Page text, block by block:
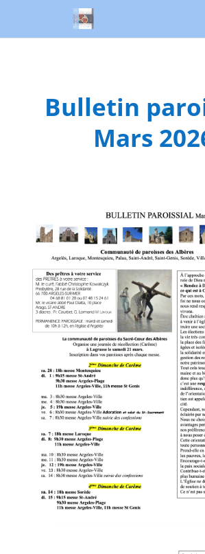
Bulletin
Mars